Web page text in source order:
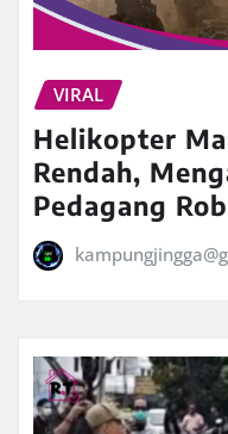
VIRAL
Helikopter
Rendah,
Pedagang